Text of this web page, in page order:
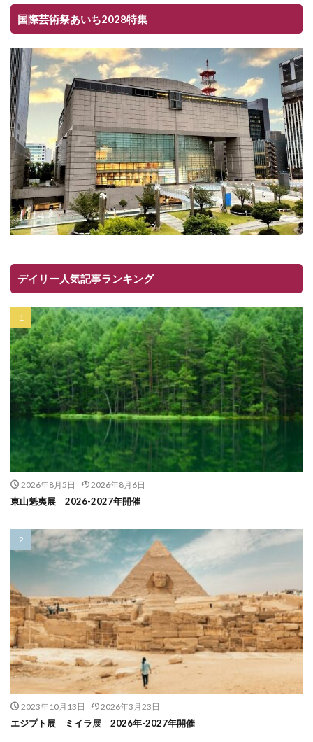
国際芸術祭あいち2028特集
デイリー人気記事ランキング
2026年8月5日 2026年8月6日
東山魁夷展 2026-2027年開催
2023年10月13日 2026年3月23日
エジプト展 ミイラ展 2026年-2027年開催